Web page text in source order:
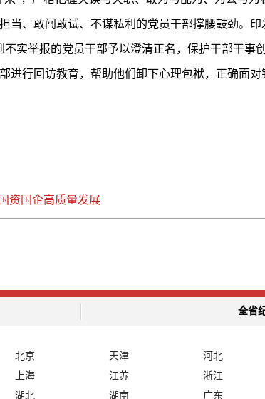
当、敢闯敢试、不谋私利的党员干部撑腰鼓劲。
实举报的党员干部予以澄清正名，保护干部干事
进行回访教育，帮助他们卸下心理包袱，正确面
资国企高质量发展
全省
北京 天津 河北
上海 江苏 浙江
湖北 湖南 广东